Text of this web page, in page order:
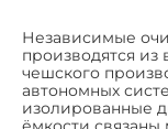
Независимые
производятся
чешского
автономных
изолированные